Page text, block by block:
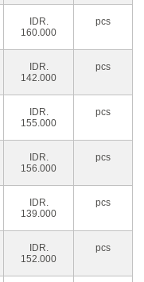
IDR.
160.000
pcs
IDR.
142.000
pcs
IDR.
155.000
pcs
IDR.
156.000
pcs
IDR.
139.000
pcs
IDR.
152.000
pcs